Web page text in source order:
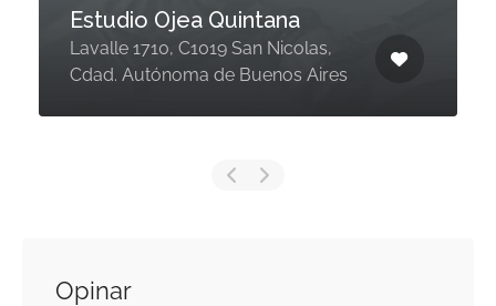
Nicolas,
Buenos Aires
Escribanía Bianca
Martin
Isabel la Católica 241
Opinar